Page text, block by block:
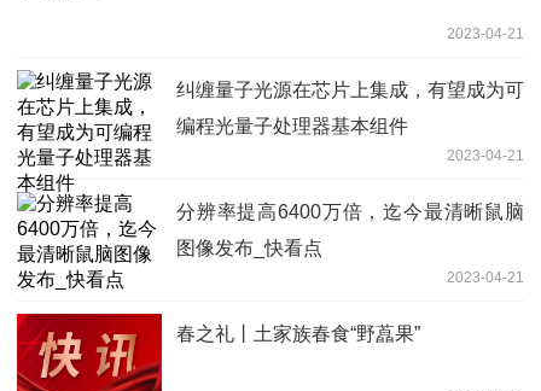
2023-04-21
纠缠量子光源在芯片上集成，有望成为可
编程光量子处理器基本组件
2023-04-21
分辨率提高6400万倍，迄今最清晰鼠脑
图像发布_快看点
2023-04-21
春之礼丨土家族春食“野藠果”